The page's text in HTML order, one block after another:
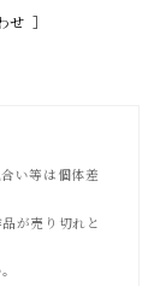
せ
い等は個体差
が売り切れと